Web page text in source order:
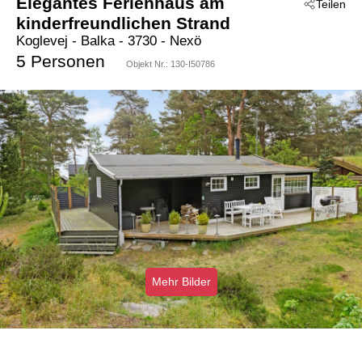
Teilen
kinderfreundlichen Strand
Koglevej - Balka - 3730 - Nexö
5 Personen Objekt Nr.: 130-I50786
Mehr Bilder